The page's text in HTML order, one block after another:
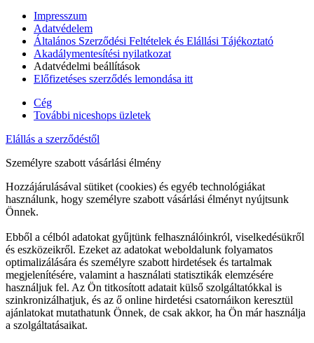
Impresszum
Adatvédelem
Általános Szerződési Feltételek és Elállási Tájékoztató
Akadálymentesítési nyilatkozat
Adatvédelmi beállítások
Előfizetéses szerződés lemondása itt
Cég
További niceshops üzletek
Elállás a szerződéstől
Személyre szabott vásárlási élmény
Hozzájárulásával sütiket (cookies) és egyéb technológiákat
használunk, hogy személyre szabott vásárlási élményt nyújtsunk
Önnek.
Ebből a célból adatokat gyűjtünk felhasználóinkról, viselkedésükről
és eszközeikről. Ezeket az adatokat weboldalunk folyamatos
optimalizálására és személyre szabott hirdetések és tartalmak
megjelenítésére, valamint a használati statisztikák elemzésére
használjuk fel. Az Ön titkosított adatait külső szolgáltatókkal is
szinkronizálhatjuk, és az ő online hirdetési csatornáikon keresztül
ajánlatokat mutathatunk Önnek, de csak akkor, ha Ön már használja
a szolgáltatásaikat.